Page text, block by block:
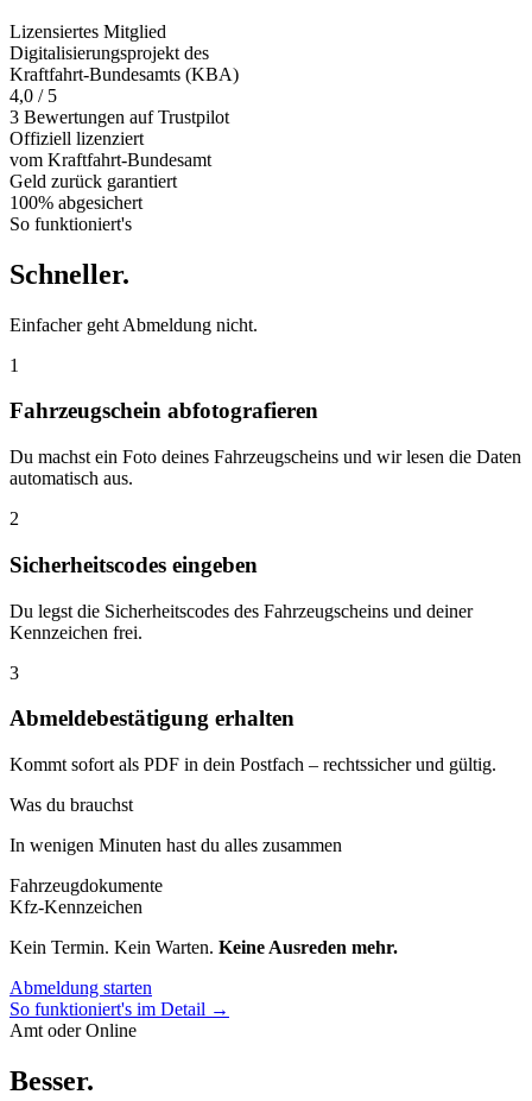
Lizensiertes Mitglied
Digitalisierungsprojekt des
Kraftfahrt-Bundesamts (KBA)
4,0 / 5
3 Bewertungen auf Trustpilot
Offiziell lizenziert
vom Kraftfahrt-Bundesamt
Geld zurück garantiert
100% abgesichert
So funktioniert's
Schneller.
Einfacher geht Abmeldung nicht.
1
Fahrzeugschein abfotografieren
Du machst ein Foto deines Fahrzeugscheins und wir lesen die Daten
automatisch aus.
2
Sicherheitscodes eingeben
Du legst die Sicherheitscodes des Fahrzeugscheins und deiner
Kennzeichen frei.
3
Abmeldebestätigung erhalten
Kommt sofort als PDF in dein Postfach – rechtssicher und gültig.
Was du brauchst
In wenigen Minuten hast du alles zusammen
Fahrzeugdokumente
Kfz-Kennzeichen
Kein Termin. Kein Warten. Keine Ausreden mehr.
Abmeldung starten
So funktioniert's im Detail →
Amt oder Online
Besser.